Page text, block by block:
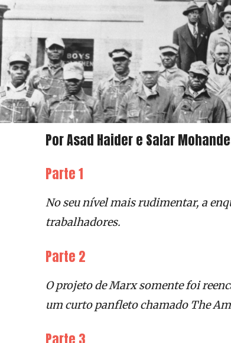
Por Asad Haider e Salar
Parte 1
No seu nível mais rudimentar, a
trabalhadores.
Parte 2
O projeto de Marx somente foi
um curto panfleto chamado The